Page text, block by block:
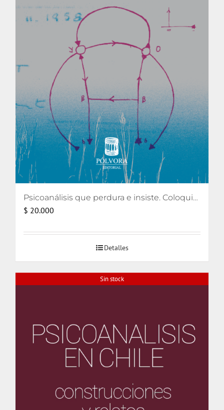
Psicoanálisis que perdura e insiste. Coloquios lacanianos 2008-2010 PLUS-ALI
$ 20.000
Detalles
Sin stock